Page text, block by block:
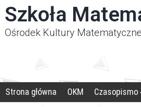
Szkoła
Ośrodek Kultury
Strona główna OKM Czasopismo